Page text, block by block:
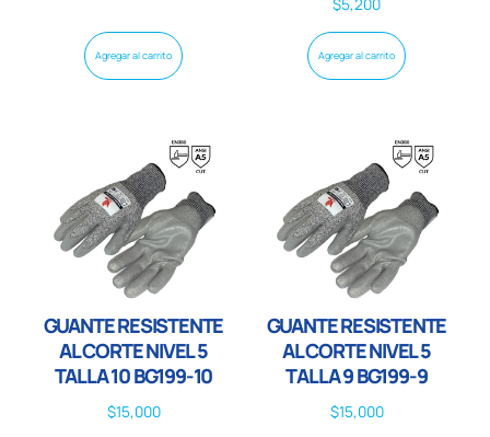
Agregar al carrito
$5,200
Agregar al carrito
GUANTE RESISTENTE
AL CORTE NIVEL 5
TALLA 10 BG199-10
$15,000
GUANTE RESISTENTE
AL CORTE NIVEL 5
TALLA 9 BG199-9
$15,000